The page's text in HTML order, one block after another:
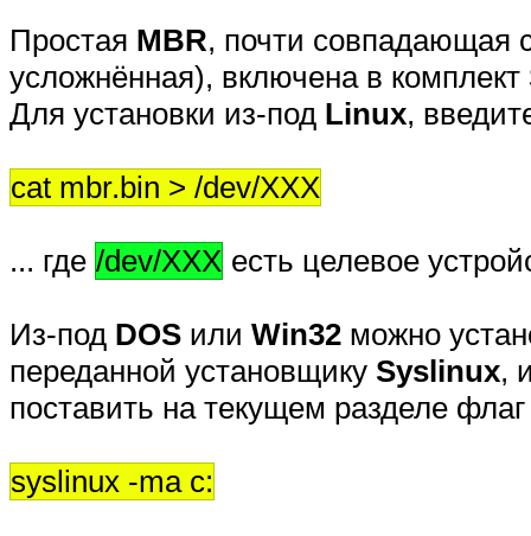
Простая MBR, почти совпадающая
усложнённая), включена в комплект
Для установки из-под Linux,
cat mbr.bin > /dev/XXX
... где /dev/XXX есть целевое
Из-под DOS или Win32 можно
переданной установщику Syslinux,
поставить на текущем разделе
syslinux -ma c: